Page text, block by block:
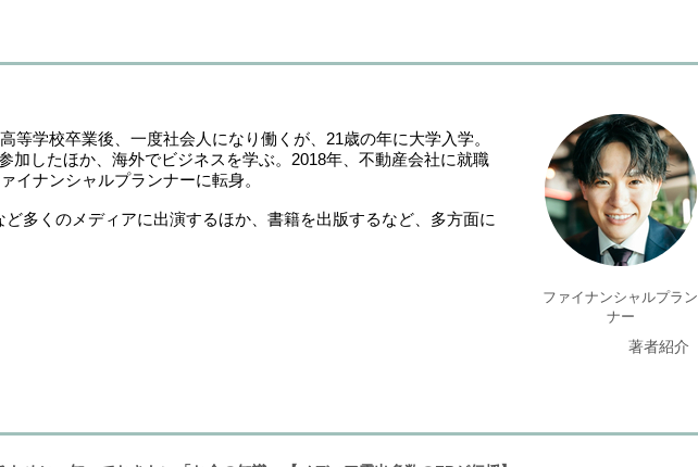
等学校卒業後、一度社会人になり働くが、21歳の年に大学入学。
加したほか、海外でビジネスを学ぶ。2018年、不動産会社に就職
イナンシャルプランナーに転身。
多くのメディアに出演するほか、書籍を出版するなど、多方面に
ファイナンシャルプラン
ナー
著者紹介